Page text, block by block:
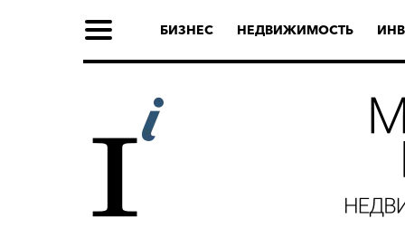
БИЗНЕС НЕДВИЖИМОСТЬ